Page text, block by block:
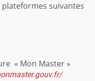
suivantes
« Mon Master »